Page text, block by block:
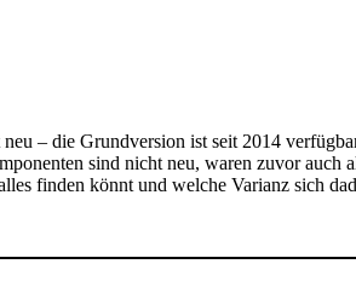
– die Grundversion ist seit 2014
sind nicht neu, waren zuvor auch
finden könnt und welche Varianz sich